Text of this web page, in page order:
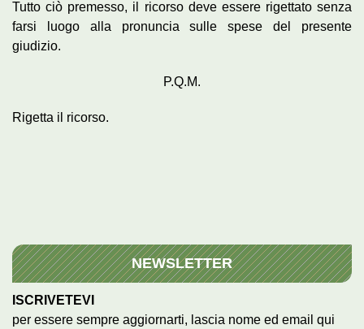
Tutto ciò premesso, il ricorso deve essere rigettato senza
farsi luogo alla pronuncia sulle spese del presente
giudizio.
P.Q.M.
Rigetta il ricorso.
NEWSLETTER
ISCRIVETEVI
per essere sempre aggiornarti, lascia nome ed email qui